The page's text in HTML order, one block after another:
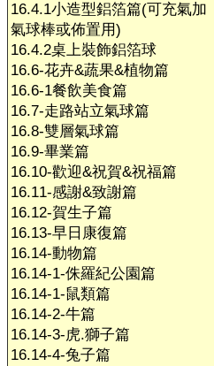
16.4.1小造型鋁箔篇(可充氣加
氣球棒或佈置用)
16.4.2桌上裝飾鋁箔球
16.6-花卉&蔬果&植物篇
16.6-1餐飲美食篇
16.7-走路站立氣球篇
16.8-雙層氣球篇
16.9-畢業篇
16.10-歡迎&祝賀&祝福篇
16.11-感謝&致謝篇
16.12-賀生子篇
16.13-早日康復篇
16.14-動物篇
16.14-1-侏羅紀公園篇
16.14-1-鼠類篇
16.14-2-牛篇
16.14-3-虎.獅子篇
16.14-4-兔子篇